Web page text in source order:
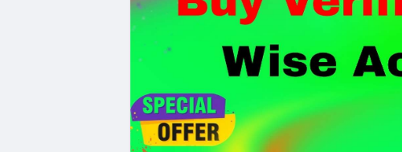
đăng nhập Lightning Network, người dùng cần
bảo mật token hóa tài sản Wall Street trị giá 530
Nhà đầu tư nên thận trọng với đòn bẩy cao khi
Fear hiện tại có thể là cơ hội tích lũy dài hạn
Xem chi tiết các bài viết đầy đủ tại dòng thời
#whalealertbtc #clarityact #lightningexploit